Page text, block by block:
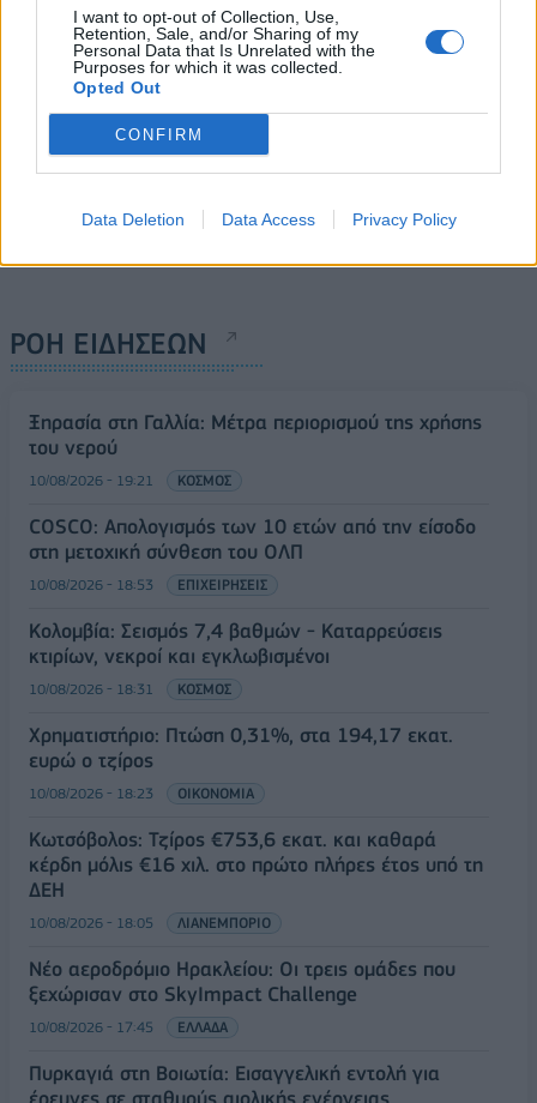
I want to opt-out of Collection, Use,
Retention, Sale, and/or Sharing of my
Personal Data that Is Unrelated with the
Purposes for which it was collected.
Opted Out
CONFIRM
Data Deletion Data Access Privacy Policy
ΡΟΗ ΕΙΔΗΣΕΩΝ
Ξηρασία στη Γαλλία: Μέτρα περιορισμού της χρήσης
του νερού
10/08/2026 - 19:21 ΚΟΣΜΟΣ
COSCO: Απολογισμός των 10 ετών από την είσοδο
στη μετοχική σύνθεση του ΟΛΠ
10/08/2026 - 18:53 ΕΠΙΧΕΙΡΗΣΕΙΣ
Κολομβία: Σεισμός 7,4 βαθμών - Καταρρεύσεις
κτιρίων, νεκροί και εγκλωβισμένοι
10/08/2026 - 18:31 ΚΟΣΜΟΣ
Χρηματιστήριο: Πτώση 0,31%, στα 194,17 εκατ.
ευρώ ο τζίρος
10/08/2026 - 18:23 ΟΙΚΟΝΟΜΙΑ
Κωτσόβολος: Τζίρος €753,6 εκατ. και καθαρά
κέρδη μόλις €16 χιλ. στο πρώτο πλήρες έτος υπό τη
ΔΕΗ
10/08/2026 - 18:05 ΛΙΑΝΕΜΠΟΡΙΟ
Νέο αεροδρόμιο Ηρακλείου: Οι τρεις ομάδες που
ξεχώρισαν στο SkyImpact Challenge
10/08/2026 - 17:45 ΕΛΛΑΔΑ
Πυρκαγιά στη Βοιωτία: Εισαγγελική εντολή για
έρευνες σε σταθμούς αιολικής ενέργειας